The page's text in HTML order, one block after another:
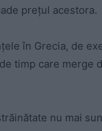
prețul acestora.
în Grecia, de
timp care merge
nu mai